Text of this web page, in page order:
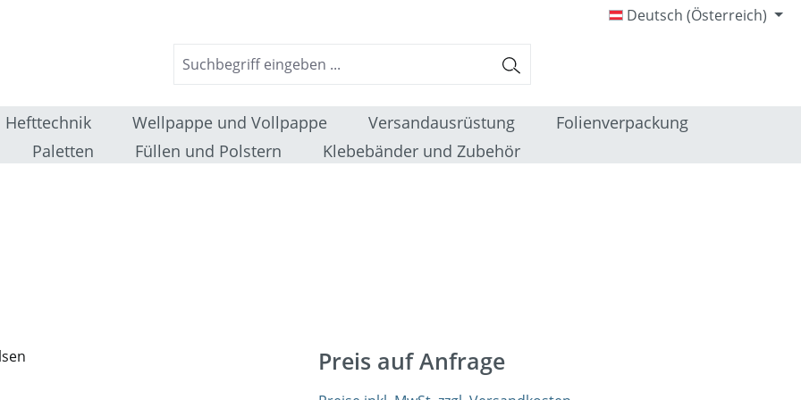
Deutsch (Österreich)
Hefttechnik Wellpappe und Vollpappe Versandausrüstung
Folienverpackung
Paletten Füllen und Polstern Klebebänder und Zubehör
Preis auf Anfrage